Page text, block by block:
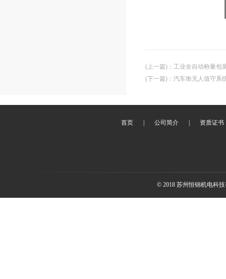
(上一篇) ： 工业全自动称量包
(下一篇) ： 汽车衡无人值守系
首页 公司简介 资质证书
© 2018 苏州恒锦机电科